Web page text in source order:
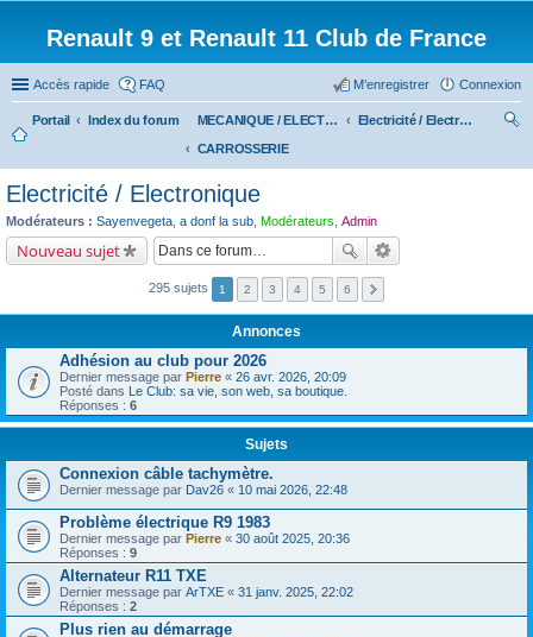
Renault 9 et Renault 11 Club de France
Accès rapide FAQ Connexion
M’enregistrer
Portail Index du forum
MECANIQUE / ELECTRICITE
CARROSSERIE
Electricité / Electronique
Electricité / Electronique
Modérateurs : Sayenvegeta a donf la sub Modérateurs Admin
Nouveau sujet
295 sujets 1 2 3 4 5 6
Annonces
Adhésion au club pour 2026
Dernier message par Pierre « 26 avr. 2026, 20:09
Posté dans Le Club: sa vie, son web, sa boutique.
Réponses : 6
Sujets
Connexion câble tachymètre.
Dernier message par Dav26 « 10 mai 2026, 22:48
Problème électrique R9 1983
Dernier message par Pierre « 30 août 2025, 20:36
Réponses : 9
Alternateur R11 TXE
Dernier message par ArTXE « 31 janv. 2025, 22:02
Réponses : 2
Plus rien au démarrage